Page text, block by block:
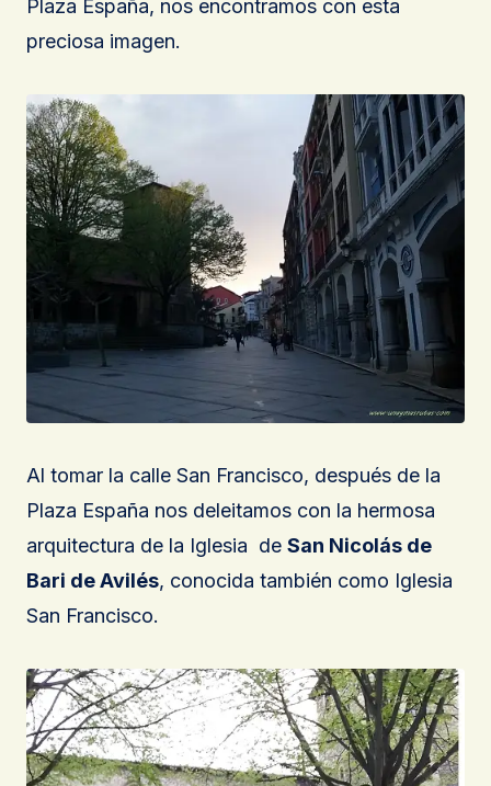
Plaza España, nos encontramos con esta
preciosa imagen.
Al tomar la calle San Francisco, después de la
Plaza España nos deleitamos con la hermosa
arquitectura de la Iglesia de San Nicolás de
Bari de Avilés, conocida también como Iglesia
San Francisco.